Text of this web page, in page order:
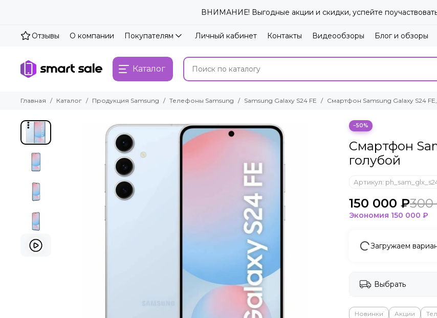
ВНИМАНИЕ! Выгодные акции и скидки, успейте
Отзывы О компании Покупателям Личный кабинет Контакты Видеообзоры Блог и обзоры
Каталог
Главная Каталог Продукция Samsung Телефоны Samsung Samsung Galaxy S24 FE Смартфон Samsung Galaxy S24
−50%
Смартфон
голубой
Артикул:
150 000 ₽300
Экономия 150 000 ₽
Загружаем
Выбрать
Новинки Акции